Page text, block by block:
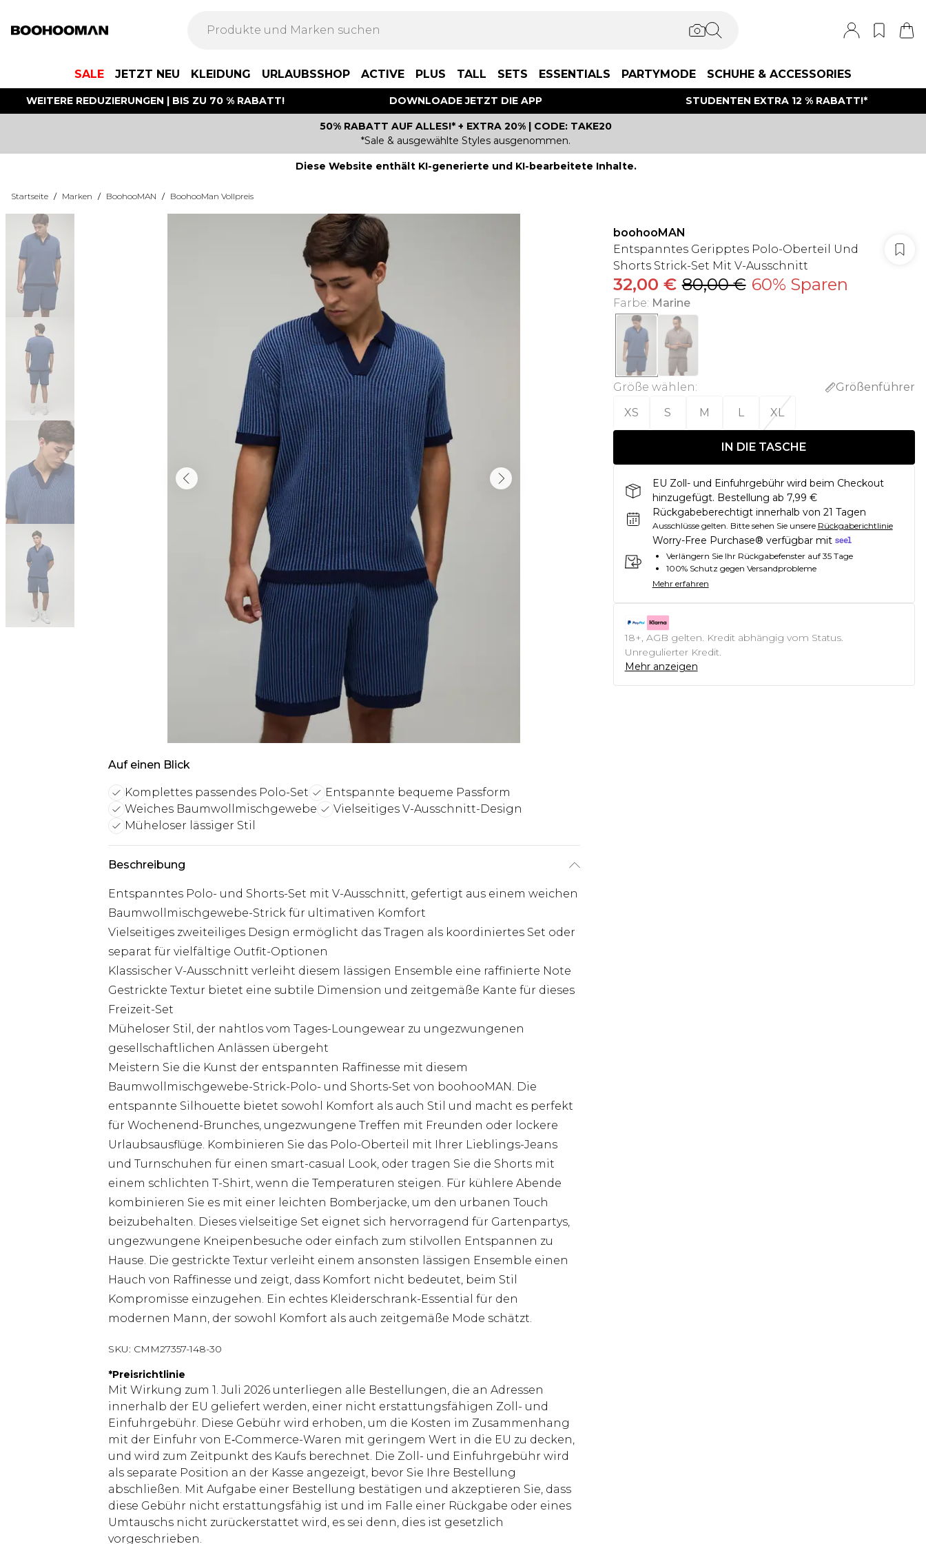
SALE JETZT NEU KLEIDUNG URLAUBSSHOP ACTIVE PLUS TALL SETS ESSENTIALS PARTYMODE SCHUHE & ACCESSORIES
WEITERE REDUZIERUNGEN | BIS ZU 70 % RABATT! DOWNLOADE JETZT DIE APP STUDENTEN EXTRA 12 % RABATT!*
50% RABATT AUF ALLES!* + EXTRA 20% | CODE: TAKE20
*Sale & ausgewählte Styles ausgenommen.
Diese Website enthält KI-generierte und KI-bearbeitete Inhalte.
Startseite / Marken / BoohooMAN / BoohooMan Vollpreis
Auf einen Blick
Komplettes passendes Polo-Set
Entspannte bequeme Passform
Weiches Baumwollmischgewebe
Vielseitiges V-Ausschnitt-Design
Müheloser lässiger Stil
Beschreibung
Entspanntes Polo- und Shorts-Set mit V-Ausschnitt, gefertigt aus einem weichen
Baumwollmischgewebe-Strick für ultimativen Komfort
Vielseitiges zweiteiliges Design ermöglicht das Tragen als koordiniertes Set oder
separat für vielfältige Outfit-Optionen
Klassischer V-Ausschnitt verleiht diesem lässigen Ensemble eine raffinierte Note
Gestrickte Textur bietet eine subtile Dimension und zeitgemäße Kante für dieses
Freizeit-Set
Müheloser Stil, der nahtlos vom Tages-Loungewear zu ungezwungenen
gesellschaftlichen Anlässen übergeht
Meistern Sie die Kunst der entspannten Raffinesse mit diesem
Baumwollmischgewebe-Strick-Polo- und Shorts-Set von boohooMAN. Die
entspannte Silhouette bietet sowohl Komfort als auch Stil und macht es perfekt
für Wochenend-Brunches, ungezwungene Treffen mit Freunden oder lockere
Urlaubsausflüge. Kombinieren Sie das Polo-Oberteil mit Ihrer Lieblings-Jeans
und Turnschuhen für einen smart-casual Look, oder tragen Sie die Shorts mit
einem schlichten T-Shirt, wenn die Temperaturen steigen. Für kühlere Abende
kombinieren Sie es mit einer leichten Bomberjacke, um den urbanen Touch
beizubehalten. Dieses vielseitige Set eignet sich hervorragend für Gartenpartys,
ungezwungene Kneipenbesuche oder einfach zum stilvollen Entspannen zu
Hause. Die gestrickte Textur verleiht einem ansonsten lässigen Ensemble einen
Hauch von Raffinesse und zeigt, dass Komfort nicht bedeutet, beim Stil
Kompromisse einzugehen. Ein echtes Kleiderschrank-Essential für den
modernen Mann, der sowohl Komfort als auch zeitgemäße Mode schätzt.
SKU: CMM27357-148-30
*Preisrichtlinie
Mit Wirkung zum 1. Juli 2026 unterliegen alle Bestellungen, die an Adressen
innerhalb der EU geliefert werden, einer nicht erstattungsfähigen Zoll- und
Einfuhrgebühr. Diese Gebühr wird erhoben, um die Kosten im Zusammenhang
mit der Einfuhr von E‑Commerce-Waren mit geringem Wert in die EU zu decken,
und wird zum Zeitpunkt des Kaufs berechnet. Die Zoll- und Einfuhrgebühr wird
als separate Position an der Kasse angezeigt, bevor Sie Ihre Bestellung
abschließen. Mit Aufgabe einer Bestellung bestätigen und akzeptieren Sie, dass
diese Gebühr nicht erstattungsfähig ist und im Falle einer Rückgabe oder eines
Umtauschs nicht zurückerstattet wird, es sei denn, dies ist gesetzlich
vorgeschrieben.
boohooMAN
Entspanntes Geripptes Polo-Oberteil Und
Shorts Strick-Set Mit V-Ausschnitt
32,00 € 80,00 € 60% Sparen
Farbe: Marine
Größe wählen:
Größenführer
XS
S M L XL
IN DIE TASCHE
EU Zoll- und Einfuhrgebühr wird beim Checkout
hinzugefügt. Bestellung ab 7,99 €
Rückgabeberechtigt innerhalb von 21 Tagen
Ausschlüsse gelten. Bitte sehen Sie unsere Rückgaberichtlinie
Worry-Free Purchase® verfügbar mit
Verlängern Sie Ihr Rückgabefenster auf 35 Tage
100% Schutz gegen Versandprobleme
Mehr erfahren
18+, AGB gelten. Kredit abhängig vom Status.
Unregulierter Kredit.
Mehr anzeigen